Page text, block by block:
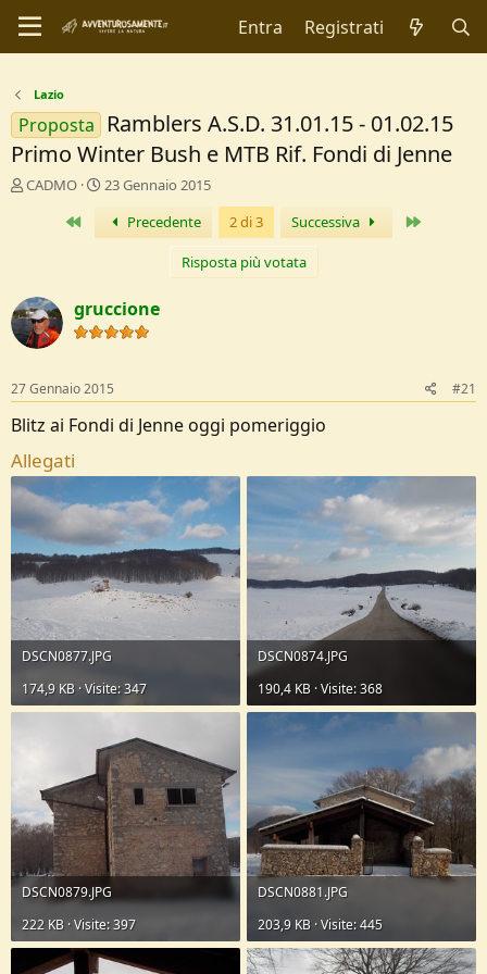
Entra Registrati
Lazio
Proposta
Ramblers A.S.D. 31.01.15 - 01.02.15
Primo Winter Bush e MTB Rif. Fondi di Jenne
C
r
e
D
s
c
u
s
s
i
o
n
e
CADMO
D
a
I
n
i
o
23 Gennaio 2015
Primo Precedente 2 di 3 Successiva
Risposta più votata
gruccione
27 Gennaio 2015 #21
Blitz ai Fondi di Jenne oggi pomeriggio
Allegati
DSCN0877.JPG
174,9 KB · Visite: 347
DSCN0874.JPG
190,4 KB · Visite: 368
DSCN0879.JPG
222 KB · Visite: 397
DSCN0881.JPG
203,9 KB · Visite: 445